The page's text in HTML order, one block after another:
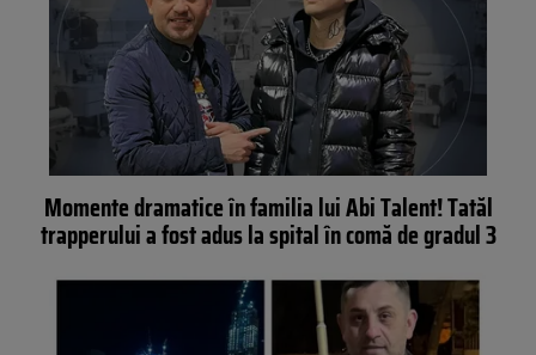
Momente dramatice în familia lui Abi Talent! Tatăl
trapperului a fost adus la spital în comă de gradul 3